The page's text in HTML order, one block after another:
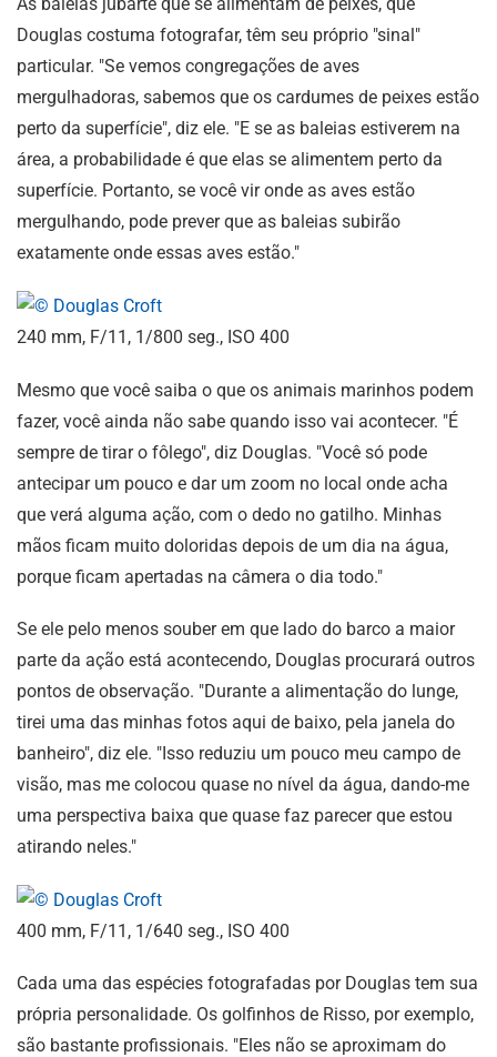
As baleias jubarte que se alimentam de peixes, que
Douglas costuma fotografar, têm seu próprio "sinal"
particular. "Se vemos congregações de aves
mergulhadoras, sabemos que os cardumes de peixes estão
perto da superfície", diz ele. "E se as baleias estiverem na
área, a probabilidade é que elas se alimentem perto da
superfície. Portanto, se você vir onde as aves estão
mergulhando, pode prever que as baleias subirão
exatamente onde essas aves estão."
240 mm, F/11, 1/800 seg., ISO 400
Mesmo que você saiba o que os animais marinhos podem
fazer, você ainda não sabe quando isso vai acontecer. "É
sempre de tirar o fôlego", diz Douglas. "Você só pode
antecipar um pouco e dar um zoom no local onde acha
que verá alguma ação, com o dedo no gatilho. Minhas
mãos ficam muito doloridas depois de um dia na água,
porque ficam apertadas na câmera o dia todo."
Se ele pelo menos souber em que lado do barco a maior
parte da ação está acontecendo, Douglas procurará outros
pontos de observação. "Durante a alimentação do lunge,
tirei uma das minhas fotos aqui de baixo, pela janela do
banheiro", diz ele. "Isso reduziu um pouco meu campo de
visão, mas me colocou quase no nível da água, dando-me
uma perspectiva baixa que quase faz parecer que estou
atirando neles."
400 mm, F/11, 1/640 seg., ISO 400
Cada uma das espécies fotografadas por Douglas tem sua
própria personalidade. Os golfinhos de Risso, por exemplo,
são bastante profissionais. "Eles não se aproximam do